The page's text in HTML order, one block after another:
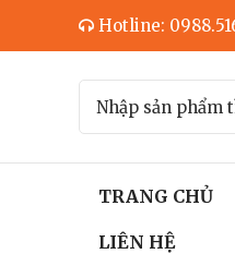
Hotline:
TRANG CHỦ
LIÊN HỆ